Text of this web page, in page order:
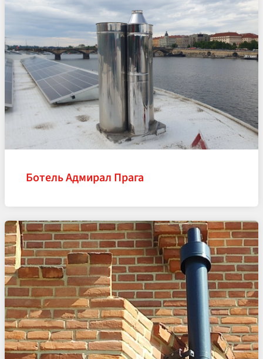
Ботель Адмирал Прага